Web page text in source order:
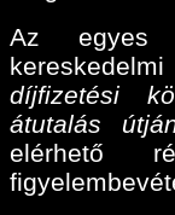
Az egyes
díjfizetési
átutalás
elérhető